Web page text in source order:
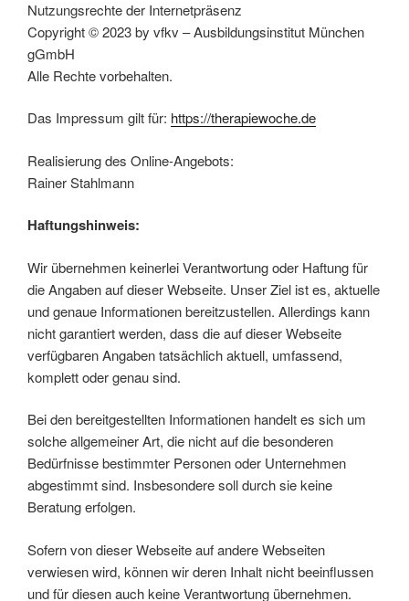
Nutzungsrechte der Internetpräsenz
Copyright © 2023 by vfkv – Ausbildungsinstitut München
gGmbH
Alle Rechte vorbehalten.
Das Impressum gilt für: https://therapiewoche.de
Realisierung des Online-Angebots:
Rainer Stahlmann
Haftungshinweis:
Wir übernehmen keinerlei Verantwortung oder Haftung für
die Angaben auf dieser Webseite. Unser Ziel ist es, aktuelle
und genaue Informationen bereitzustellen. Allerdings kann
nicht garantiert werden, dass die auf dieser Webseite
verfügbaren Angaben tatsächlich aktuell, umfassend,
komplett oder genau sind.
Bei den bereitgestellten Informationen handelt es sich um
solche allgemeiner Art, die nicht auf die besonderen
Bedürfnisse bestimmter Personen oder Unternehmen
abgestimmt sind. Insbesondere soll durch sie keine
Beratung erfolgen.
Sofern von dieser Webseite auf andere Webseiten
verwiesen wird, können wir deren Inhalt nicht beeinflussen
und für diesen auch keine Verantwortung übernehmen.